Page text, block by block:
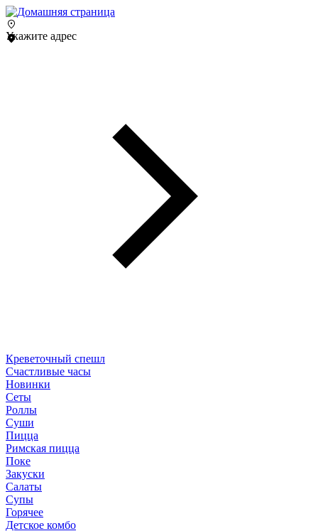
Укажите адрес
Креветочный спешл
Счастливые часы
Новинки
Сеты
Роллы
Суши
Пицца
Римская пицца
Поке
Закуски
Салаты
Супы
Горячее
Детское комбо